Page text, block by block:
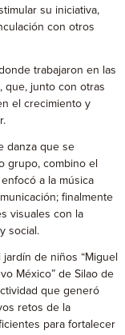
su iniciativa,
con otros
trabajaron en las
que, junto con otras
el crecimiento y
danza que se
grupo, combino el
a la música
finalmente
visuales con la
social.
de niños “Miguel
México” de Silao de
que generó
retos de la
para fortalecer